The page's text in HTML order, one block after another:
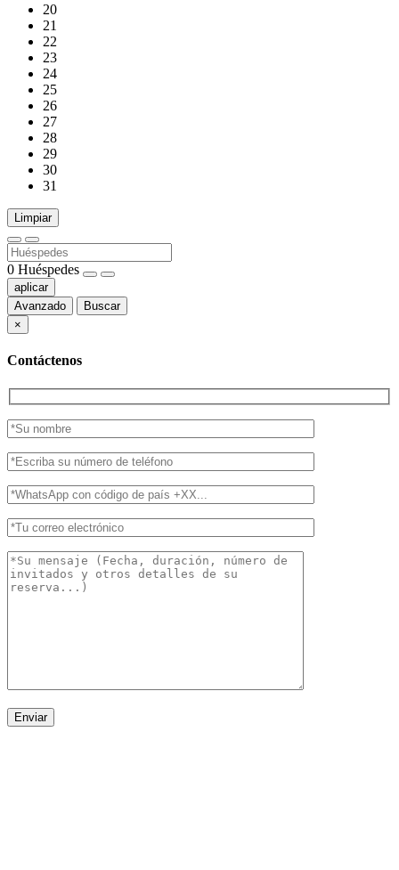
20
21
22
23
24
25
26
27
28
29
30
31
Limpiar
0 Huéspedes
aplicar
Avanzado
Buscar
×
Contáctenos